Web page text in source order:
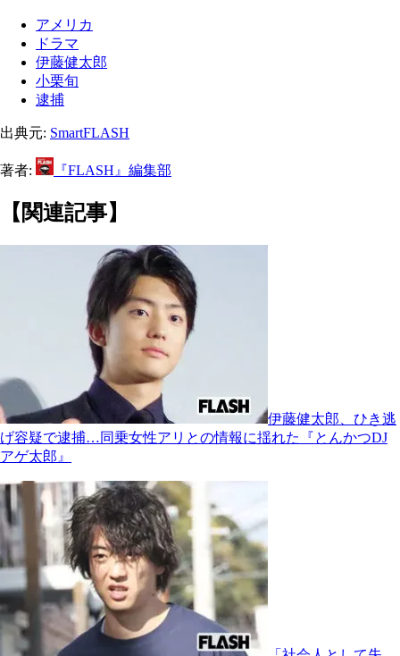
アメリカ
ドラマ
伊藤健太郎
小栗旬
逮捕
出典元: SmartFLASH
著者: 『FLASH』編集部
【関連記事】
伊藤健太郎、ひき逃
げ容疑で逮捕…同乗女性アリとの情報に揺れた『とんかつDJ
アゲ太郎』